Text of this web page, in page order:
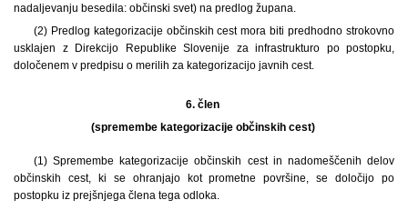
nadaljevanju besedila: občinski svet) na predlog župana.
(2) Predlog kategorizacije občinskih cest mora biti predhodno strokovno
usklajen z Direkcijo Republike Slovenije za infrastrukturo po postopku,
določenem v predpisu o merilih za kategorizacijo javnih cest.
6. člen
(spremembe kategorizacije občinskih cest)
(1) Spremembe kategorizacije občinskih cest in nadomeščenih delov
občinskih cest, ki se ohranjajo kot prometne površine, se določijo po
postopku iz prejšnjega člena tega odloka.